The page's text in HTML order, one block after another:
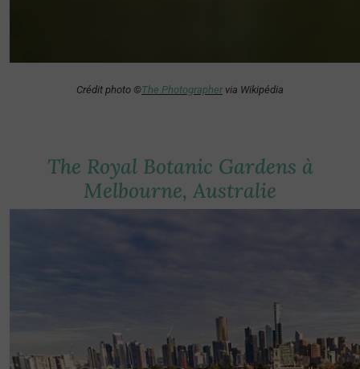
Crédit photo ©The Photographervia Wikipédia
The Royal Botanic Gardens à
Melbourne, Australie